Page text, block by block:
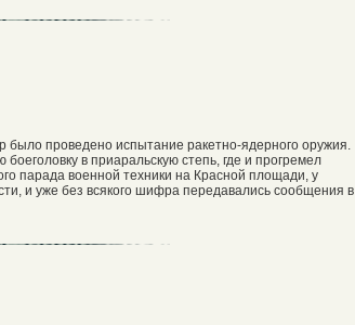
было проведено испытание ракетно-ядерного оружия.
в приаральскую степь, где и прогремел
парада военной техники на Красной площади, у
и уже без всякого шифра передавались сообщения в